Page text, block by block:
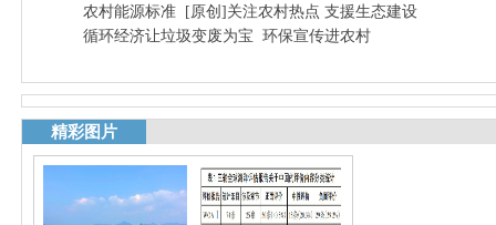
农村能源标准
[原创]关注农村热点 支援生态建设
循环经济让垃圾变废为宝 环保宣传进农村
精彩图片